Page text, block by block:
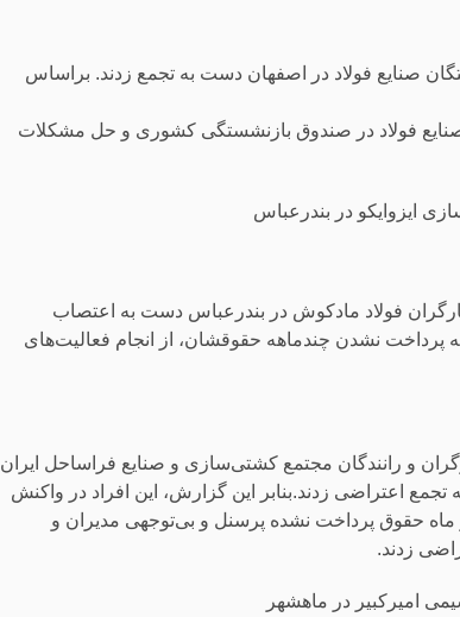
صنایع فولاد در اصفهان دست به تجمع زدند. براساس
فولاد در صندوق بازنشستگی کشوری و حل مشکلات
ایزوایکو در بندرعباس
کارگران فولاد مادکوش در بندرعباس دست به اعتصاب
نشدن چندماهه حقوقشان، از انجام فعالیت‌های
روز یکشنبه ٩ آذرماە، شماری از کارگران و رانندگان مجتمع کشتی‌سازی و صنایع فراساحل ایران
اعتراضی زدند.بنابر این گزارش، این افراد در واکنش
ماه حقوق پرداخت‌ نشده پرسنل و بی‌توجهی مدیران و
زدند.
امیرکبیر در ماهشهر